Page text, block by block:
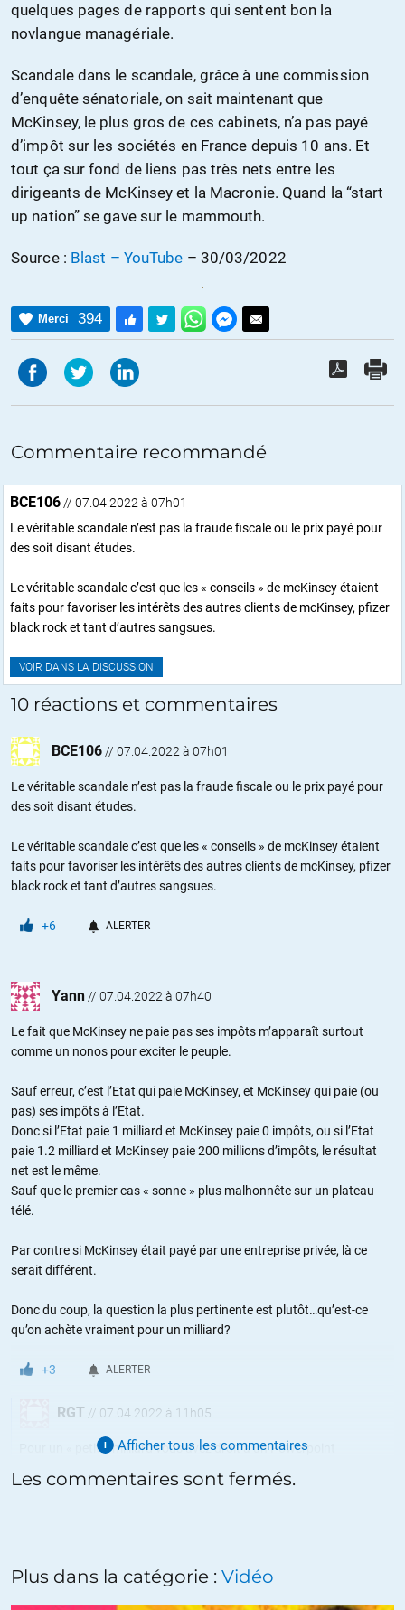
quelques pages de rapports qui sentent bon la
novlangue managériale.
Scandale dans le scandale, grâce à une commission
d’enquête sénatoriale, on sait maintenant que
McKinsey, le plus gros de ces cabinets, n’a pas payé
d’impôt sur les sociétés en France depuis 10 ans. Et
tout ça sur fond de liens pas très nets entre les
dirigeants de McKinsey et la Macronie. Quand la “start
up nation” se gave sur le mammouth.
Source : Blast – YouTube – 30/03/2022
Merci 394
Commentaire recommandé
BCE106 // 07.04.2022 à 07h01
Le véritable scandale n’est pas la fraude fiscale ou le prix payé pour
des soit disant études.
Le véritable scandale c’est que les « conseils » de mcKinsey étaient
faits pour favoriser les intérêts des autres clients de mcKinsey, pfizer
black rock et tant d’autres sangsues.
VOIR DANS LA DISCUSSION
10 réactions et commentaires
BCE106 // 07.04.2022 à 07h01
Le véritable scandale n’est pas la fraude fiscale ou le prix payé pour
des soit disant études.
Le véritable scandale c’est que les « conseils » de mcKinsey étaient
faits pour favoriser les intérêts des autres clients de mcKinsey, pfizer
black rock et tant d’autres sangsues.
+6 ALERTER
Yann // 07.04.2022 à 07h40
Le fait que McKinsey ne paie pas ses impôts m’apparaît surtout
comme un nonos pour exciter le peuple.
Sauf erreur, c’est l’Etat qui paie McKinsey, et McKinsey qui paie (ou
pas) ses impôts à l’Etat.
Donc si l’Etat paie 1 milliard et McKinsey paie 0 impôts, ou si l’Etat
paie 1.2 milliard et McKinsey paie 200 millions d’impôts, le résultat
net est le même.
Sauf que le premier cas « sonne » plus malhonnête sur un plateau
télé.
Par contre si McKinsey était payé par une entreprise privée, là ce
serait différent.
Donc du coup, la question la plus pertinente est plutôt…qu’est-ce
qu’on achète vraiment pour un milliard?
+3 ALERTER
RGT // 07.04.2022 à 11h05
Pour un « petit » milliard vous avez droit à un Powerpoint
nouvelle commande ledit stagiaire pourra revenir quelques jours
titres et les sujets de ce document, le fond restant bien sûr
inchangé car on ne change pas un contenu qui flatte l’égo du client.
Afficher tous les commentaires
Les commentaires sont fermés.
Plus dans la catégorie : Vidéo